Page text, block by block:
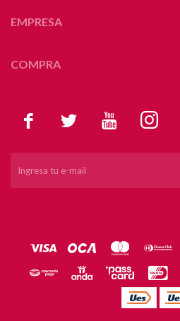
   
EMPRESA
COMPRA